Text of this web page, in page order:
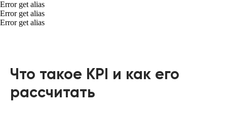
Error get alias
Error get alias
Error get alias
Что такое KPI и как его
рассчитать